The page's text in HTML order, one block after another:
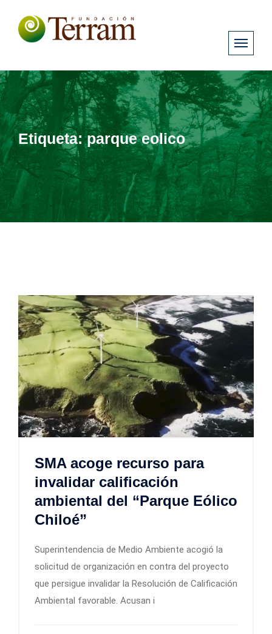
Etiqueta:parque eolico
SMA acoge recurso para
invalidar calificación
ambiental del “Parque Eólico
Chiloé”
Superintendencia de Medio Ambiente acogió la
solicitud de organización en contra del proyecto
que persigue invalidar la Resolución de Calificación
Ambiental favorable. Acusan i